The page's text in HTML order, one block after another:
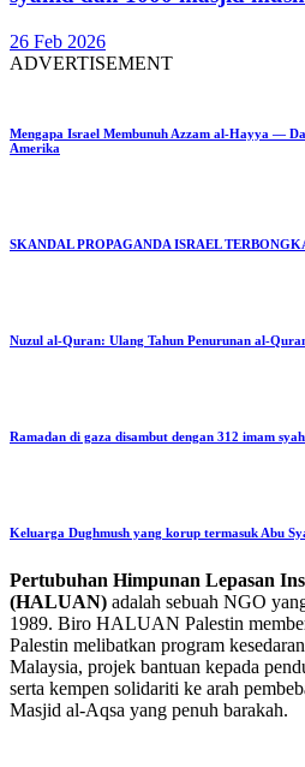
26 Feb 2026
ADVERTISEMENT
Mengapa Israel Membunuh Azzam al-Hayya —
Amerika
SKANDAL PROPAGANDA ISRAEL
Nuzul al-Quran: Ulang Tahun Penurunan al-
Ramadan di gaza disambut dengan 312 imam
Keluarga Dughmush yang korup termasuk Abu
Pertubuhan Himpunan Lepasan
(HALUAN) adalah sebuah NGO
1989. Biro HALUAN Palestin
Palestin melibatkan program
Malaysia, projek bantuan kepada
serta kempen solidariti ke arah
Masjid al-Aqsa yang penuh barakah.